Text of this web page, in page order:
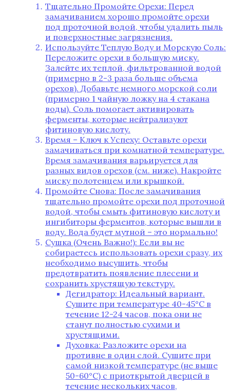
Тщательно Промойте Орехи: Перед
замачиванием хорошо промойте орехи
под проточной водой, чтобы удалить пыль
и поверхностные загрязнения.
Используйте Теплую Воду и Морскую Соль:
Переложите орехи в большую миску.
Залейте их теплой, фильтрованной водой
(примерно в 2-3 раза больше объема
орехов). Добавьте немного морской соли
(примерно 1 чайную ложку на 4 стакана
воды). Соль помогает активировать
ферменты, которые нейтрализуют
фитиновую кислоту.
Время – Ключ к Успеху: Оставьте орехи
замачиваться при комнатной температуре.
Время замачивания варьируется для
разных видов орехов (см. ниже). Накройте
миску полотенцем или крышкой.
Промойте Снова: После замачивания
тщательно промойте орехи под проточной
водой, чтобы смыть фитиновую кислоту и
ингибиторы ферментов, которые вышли в
воду. Вода будет мутной – это нормально!
Сушка (Очень Важно!): Если вы не
собираетесь использовать орехи сразу, их
необходимо высушить, чтобы
предотвратить появление плесени и
сохранить хрустящую текстуру.
Дегидратор: Идеальный вариант.
Сушите при температуре 40-45°C в
течение 12-24 часов, пока они не
станут полностью сухими и
хрустящими.
Духовка: Разложите орехи на
противне в один слой. Сушите при
самой низкой температуре (не выше
50-60°C) с приоткрытой дверцей в
течение нескольких часов,